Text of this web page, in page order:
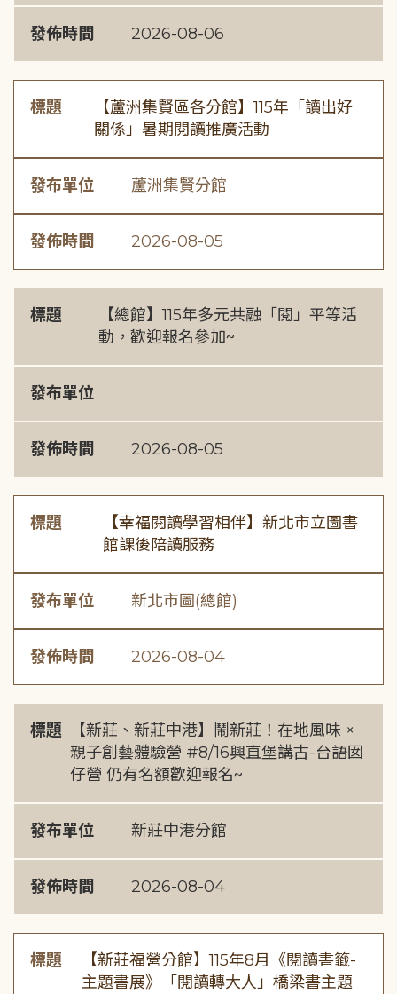
發佈時間 2026-08-06
標題
【蘆洲集賢區各分館】115年「讀出好
關係」暑期閱讀推廣活動
發布單位 蘆洲集賢分館
發佈時間 2026-08-05
標題
【總館】115年多元共融「閱」平等活
動，歡迎報名參加~
發布單位
發佈時間 2026-08-05
標題
【幸福閱讀學習相伴】新北市立圖書
館課後陪讀服務
發布單位 新北市圖(總館)
發佈時間 2026-08-04
標題
【新莊、新莊中港】鬧新莊！在地風味 ×
親子創藝體驗營 #8/16興直堡講古-台語囡
仔營 仍有名額歡迎報名~
發布單位 新莊中港分館
發佈時間 2026-08-04
標題
【新莊福營分館】115年8月《閱讀書籤-
主題書展》「閱讀轉大人」橋梁書主題